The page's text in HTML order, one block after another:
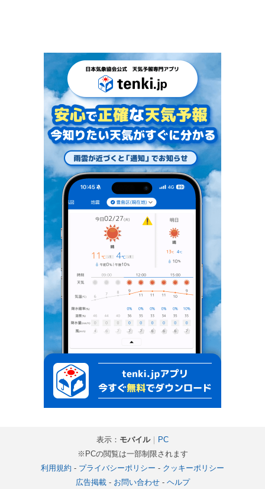
表示： モバイル｜ PC
※PCの閲覧は一部制限されます
利用規約 - プライバシーポリシー - クッキーポリシー
広告掲載- お問い合わせ- ヘルプ